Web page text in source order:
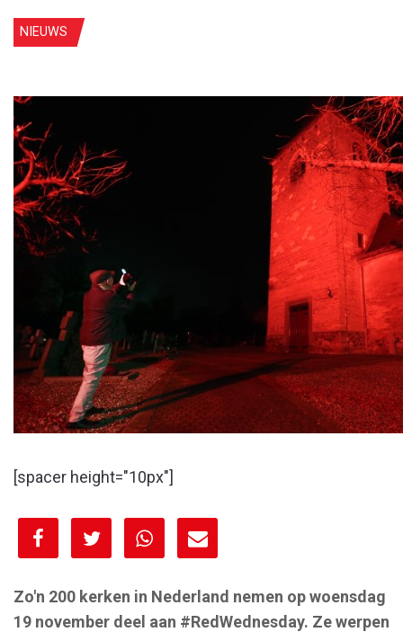
NIEUWS
[spacer height="10px"]
[spacer height="10px"]
Zo'n 200 kerken in Nederland nemen op woensdag
19 november deel aan #RedWednesday. Ze werpen